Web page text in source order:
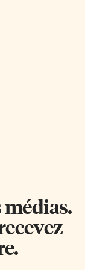
médias.